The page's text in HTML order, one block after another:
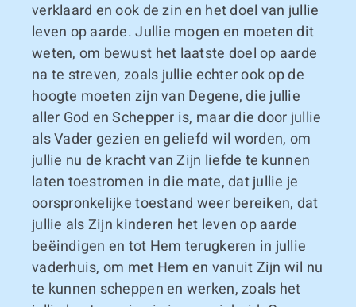
verklaard en ook de zin en het doel van jullie
leven op aarde. Jullie mogen en moeten dit
weten, om bewust het laatste doel op aarde
na te streven, zoals jullie echter ook op de
hoogte moeten zijn van Degene, die jullie
aller God en Schepper is, maar die door jullie
als Vader gezien en geliefd wil worden, om
jullie nu de kracht van Zijn liefde te kunnen
laten toestromen in die mate, dat jullie je
oorspronkelijke toestand weer bereiken, dat
jullie als Zijn kinderen het leven op aarde
beëindigen en tot Hem terugkeren in jullie
vaderhuis, om met Hem en vanuit Zijn wil nu
te kunnen scheppen en werken, zoals het